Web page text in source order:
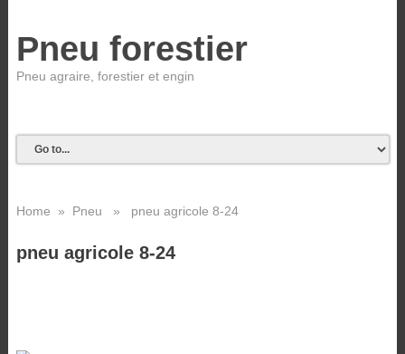
Pneu forestier
Pneu agraire, forestier et engin
Home » Pneu » pneu agricole 8-24
pneu agricole 8-24